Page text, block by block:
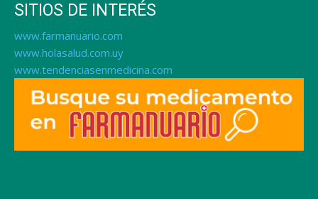
SITIOS DE INTERÉS
www.farmanuario.com
www.holasalud.com.uy
www.tendenciasenmedicina.com